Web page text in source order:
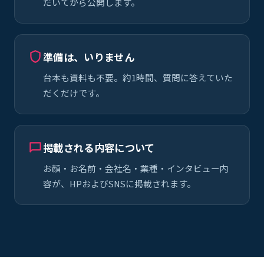
準備は、いりません
台本も資料も不要。約1時間、質問に答えていた
だくだけです。
掲載される内容について
お顔・お名前・会社名・業種・インタビュー内
容が、HPおよびSNSに掲載されます。